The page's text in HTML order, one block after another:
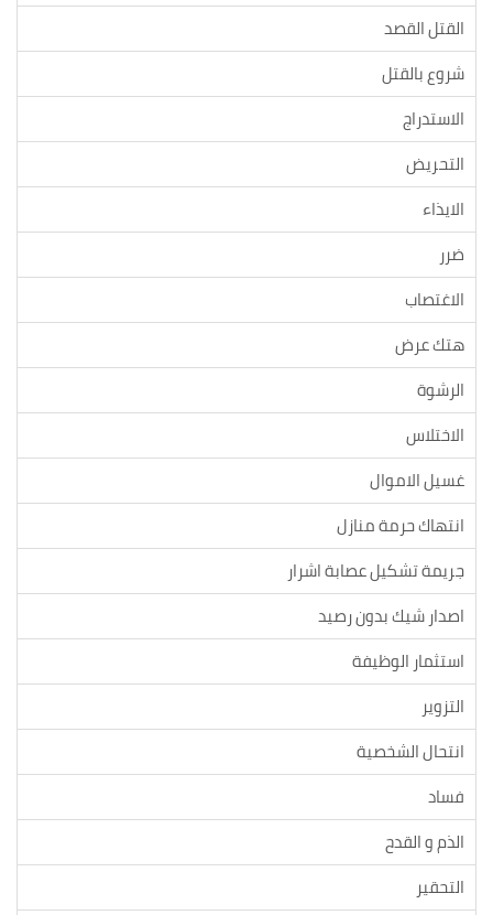
القتل القصد
شروع بالقتل
الاستدراج
التحريض
الايذاء
ضرر
الاغتصاب
هتك عرض
الرشوة
الاختلاس
غسيل الاموال
انتهاك حرمة منازل
جريمة تشكيل عصابة اشرار
اصدار شيك بدون رصيد
استثمار الوظيفة
التزوير
انتحال الشخصية
فساد
الذم و القدح
التحقير